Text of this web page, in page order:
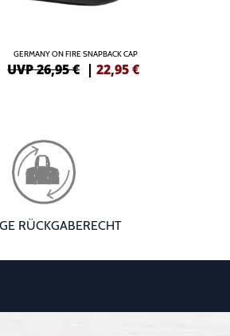
GERMANY ON FIRE SNAPBACK CAP
UVP 26,95 € |22,95€
RÜCKGABERECHT